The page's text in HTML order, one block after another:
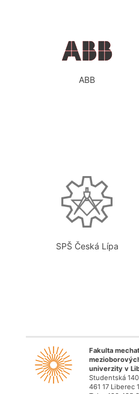
ABB
SPŠ Česká Lípa
Fakulta
univerzity v
Studentská
461 17 Liberec 1